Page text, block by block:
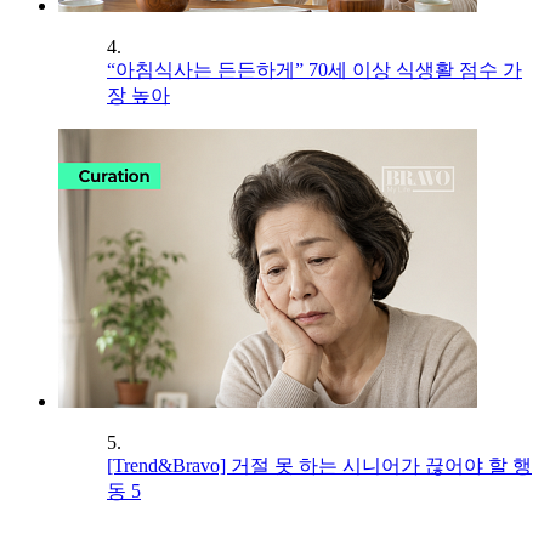
4.
“아침식사는 든든하게” 70세 이상 식생활 점수 가
장 높아
5.
[Trend&Bravo] 거절 못 하는 시니어가 끊어야 할 행
동 5